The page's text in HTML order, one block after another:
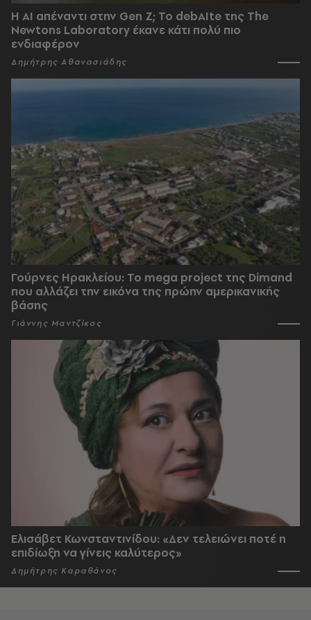
Η AI απέναντι στην Gen Z; Το debAIte της The
Newtons Laboratory έκανε κάτι πολύ πιο
ενδιαφέρον
Δημήτρης Αθανασιάδης
Γούρνες Ηρακλείου: To mega project της Dimand
που αλλάζει την εικόνα της πρώην αμερικανικής
βάσης
Γιάννης Μαντζίκος
Ελισάβετ Κωνσταντινίδου: «Δεν τελειώνει ποτέ η
επιδίωξη να γίνεις καλύτερος»
Δημήτρης Καραθάνος